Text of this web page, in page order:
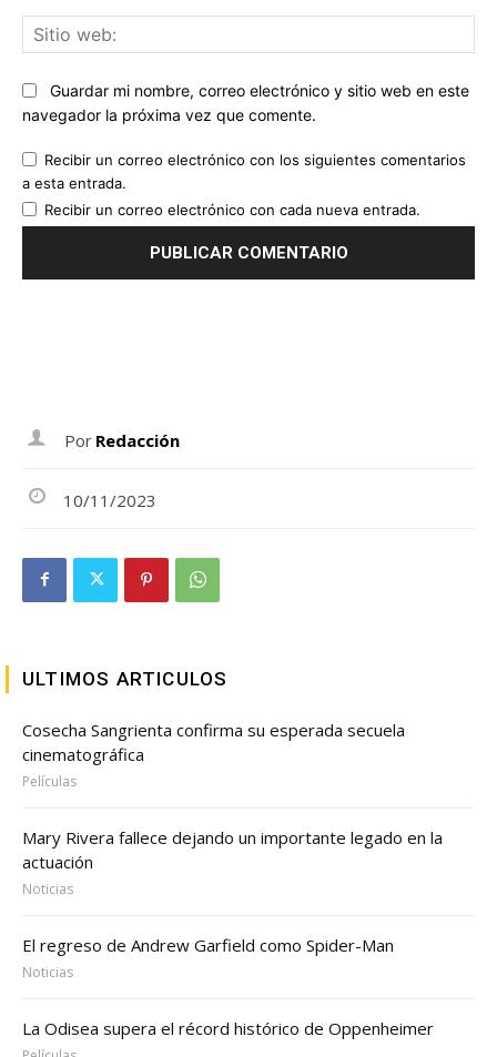
Guardar mi nombre, correo electrónico y sitio web en este
navegador la próxima vez que comente.
Recibir un correo electrónico con los siguientes comentarios
a esta entrada.
Recibir un correo electrónico con cada nueva entrada.
Por Redacción
10/11/2023
ULTIMOS ARTICULOS
Cosecha Sangrienta confirma su esperada secuela
cinematográfica
Películas
Mary Rivera fallece dejando un importante legado en la
actuación
Noticias
El regreso de Andrew Garfield como Spider-Man
Noticias
La Odisea supera el récord histórico de Oppenheimer